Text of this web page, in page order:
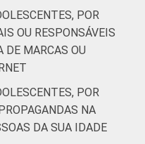
19
18
18
12 68
POR
OU RESPONSÁVEIS
DE MARCAS OU
POR
NA
DA SUA IDADE